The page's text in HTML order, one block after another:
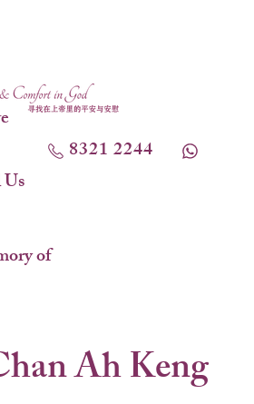
8321 2244
of
Ah Keng